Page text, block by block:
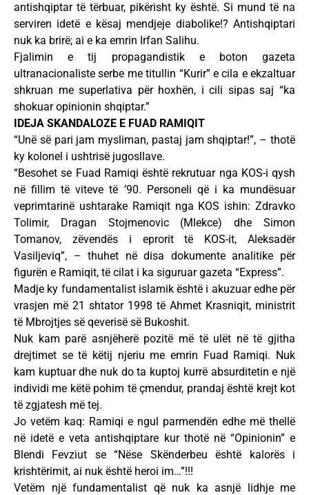
antishqiptar të tërbuar, pikërisht ky është. Si mund të na
serviren idetë e kësaj mendjeje diabolike!? Antishqiptari
nuk ka brirë; ai e ka emrin Irfan Salihu.
Fjalimin e tij propagandistik e boton gazeta
ultranacionaliste serbe me titullin “Kurir” e cila e ekzaltuar
shkruan me superlativa për hoxhën, i cili sipas saj “ka
shokuar opinionin shqiptar.”
IDEJA SKANDALOZE E FUAD RAMIQIT
“Unë së pari jam mysliman, pastaj jam shqiptar!”, – thotë
ky kolonel i ushtrisë jugosllave.
“Besohet se Fuad Ramiqi është rekrutuar nga KOS-i qysh
në fillim të viteve të ’90. Personeli që i ka mundësuar
veprimtarinë ushtarake Ramiqit nga KOS ishin: Zdravko
Tolimir, Dragan Stojmenovic (Mlekce) dhe Simon
Tomanov, zëvendës i eprorit të KOS-it, Aleksadër
Vasiljeviq”, – thuhet në disa dokumente analitike për
figurën e Ramiqit, të cilat i ka siguruar gazeta “Express”.
Madje ky fundamentalist islamik është i akuzuar edhe për
vrasjen më 21 shtator 1998 të Ahmet Krasniqit, ministrit
të Mbrojtjes së qeverisë së Bukoshit.
Nuk kam parë asnjëherë pozitë më të ulët në të gjitha
drejtimet se të këtij njeriu me emrin Fuad Ramiqi. Nuk
kam kuptuar dhe nuk do ta kuptoj kurrë absurditetin e një
individi me këtë pohim të çmendur, prandaj është krejt kot
të zgjatesh më tej.
Jo vetëm kaq: Ramiqi e ngul parmendën edhe më thellë
në idetë e veta antishqiptare kur thotë në “Opinionin” e
Blendi Fevziut se “Nëse Skënderbeu është kalorës i
krishtërimit, ai nuk është heroi im…”!!!
Vetëm një fundamentalist që nuk ka asnjë lidhje me